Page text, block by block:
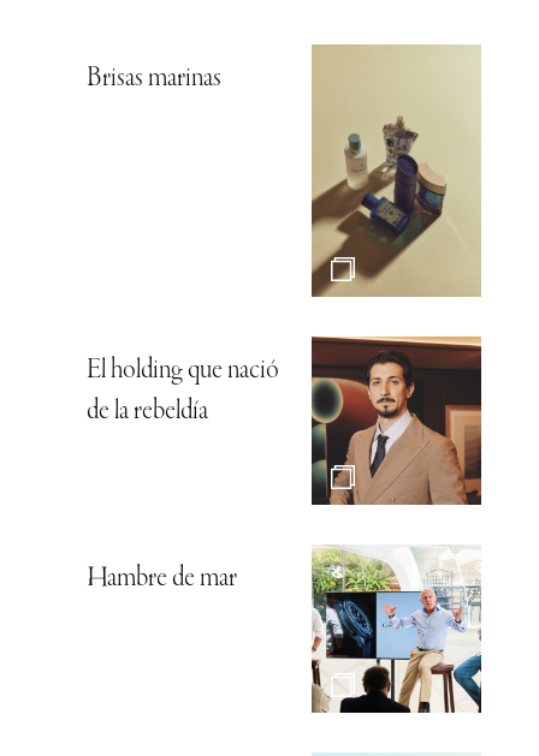
Brisas marinas
El holding que nació
de la rebeldía
Hambre de mar